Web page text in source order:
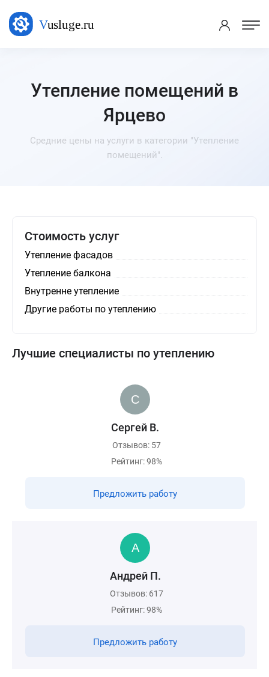
Утепление помещений в
Ярцево
Средние цены на услуги в категории "Утепление
помещений".
Стоимость услуг
Утепление фасадов
Утепление балкона
Внутренне утепление
Другие работы по утеплению
Лучшие специалисты по утеплению
Сергей В.
Отзывов: 57
Рейтинг: 98%
Предложить работу
Андрей П.
Отзывов: 617
Рейтинг: 98%
Предложить работу